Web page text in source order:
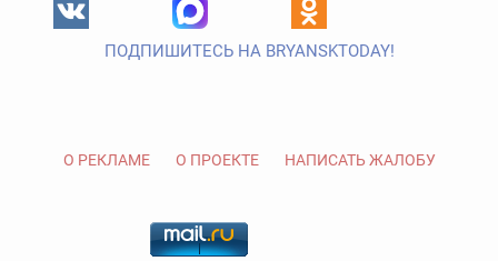
ПОДПИШИТЕСЬ НА BRYANSKTODAY!
О РЕКЛАМЕ О ПРОЕКТЕ НАПИСАТЬ ЖАЛОБУ